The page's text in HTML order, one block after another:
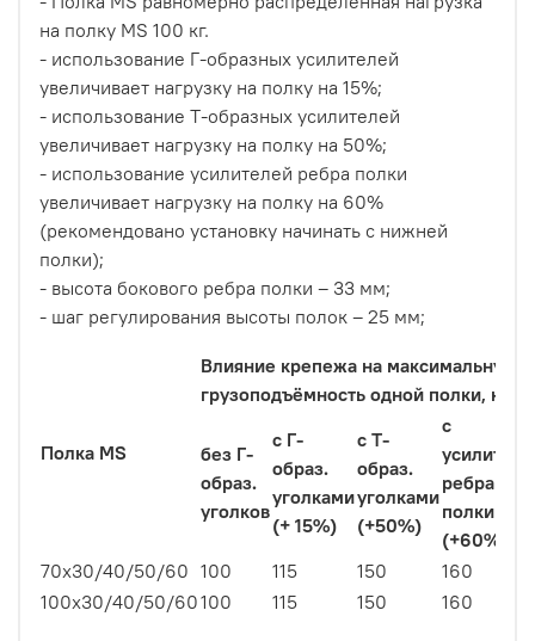
на полку MS 100 кг.
- использование Г-образных усилителей
увеличивает нагрузку на полку на 15%;
- использование Т-образных усилителей
увеличивает нагрузку на полку на 50%;
- использование усилителей ребра полки
увеличивает нагрузку на полку на 60%
(рекомендовано установку начинать с нижней
полки);
- высота бокового ребра полки – 33 мм;
- шаг регулирования высоты полок – 25 мм;
Полка MS
Влияние крепежа на максимальную
грузоподъёмность одной полки, кг*
без Г-
образ.
уголков
с Г-
образ.
уголками
(+ 15%)
с Т-
образ.
уголками
(+50%)
с
ребра
полки
(+60%)
70х30/40/50/60 100 115 150
160
100х30/40/50/60100 115 150 160